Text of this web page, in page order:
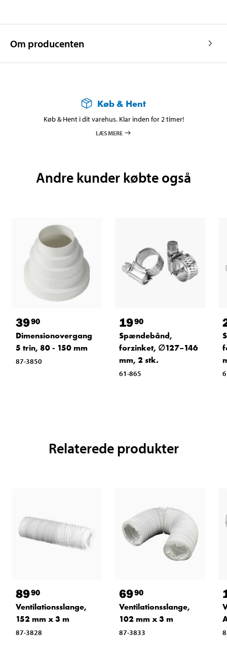
Om producenten
Køb & Hent
Køb & Hent i dit varehus. Klar inden for 2 timer!
LÆS MERE
Andre kunder købte også
3990
Dimensionovergang
5 trin, 80 - 150 mm
87-3850
1990
Spændebånd,
forzinket, ∅127–146
mm, 2 stk.
61-865
Relaterede produkter
8990
Ventilationsslange,
152 mm x 3 m
87-3828
6990
Ventilationsslange,
102 mm x 3 m
87-3833